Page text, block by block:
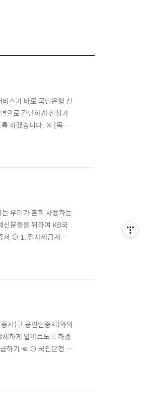
스가 바로 국민은행 신
으로 간단하게 신청가
하겠습니다. ※ [목차]
입하기 ☜ ⊙ 국민은행
우리가 흔히 사용하는
분들을 위하여 KB국
⊙ 1. 전자세금계산서
전자세금계산서 발
서(구 공인인증서)와의
하게 알아보도록 하겠
하기 ☜ ⊙ 국민은행 자
활을 넘어 일상생활